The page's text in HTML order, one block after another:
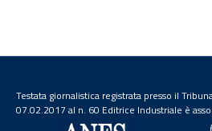
Testata giornalistica registrata presso il
07.02.2017 al n. 60 Editrice Industriale è